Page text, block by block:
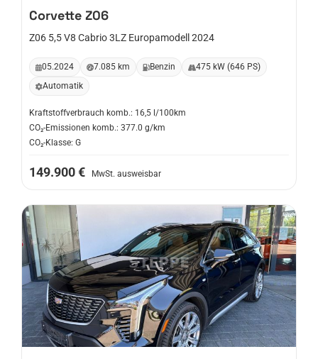
Corvette Z06
Z06 5,5 V8 Cabrio 3LZ Europamodell 2024
05.2024 7.085 km Benzin
475 kW (646 PS)
Automatik
Kraftstoffverbrauch komb.: 16,5 l/100km
CO₂-Emissionen komb.: 377.0 g/km
CO₂-Klasse: G
149.900 € MwSt. ausweisbar